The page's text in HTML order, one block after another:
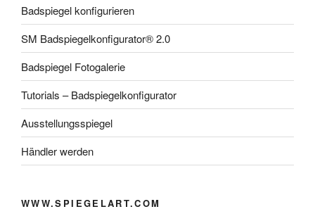
Badspiegel konfigurieren
SM Badspiegelkonfigurator® 2.0
Badspiegel Fotogalerie
Tutorials – Badspiegelkonfigurator
Ausstellungsspiegel
Händler werden
WWW.SPIEGELART.COM